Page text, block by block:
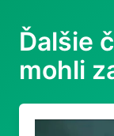
Ďalšie
mohli